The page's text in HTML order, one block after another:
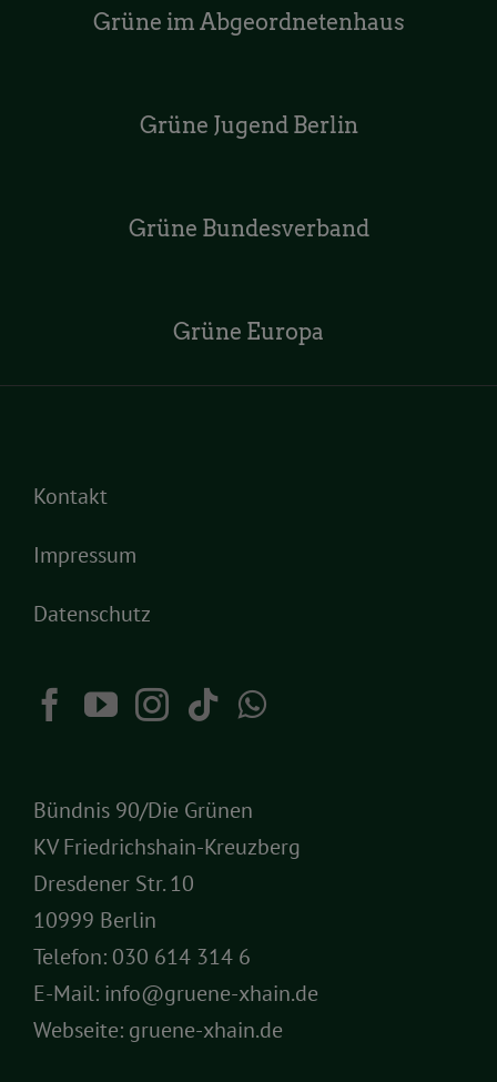
Grüne im Abgeordnetenhaus
Grüne Jugend Berlin
Grüne Bundesverband
Grüne Europa
Kontakt
Impressum
Datenschutz
Bündnis 90/Die Grünen
KV Friedrichshain-Kreuzberg
Dresdener Str. 10
10999 Berlin
Telefon: 030 614 314 6
E-Mail: info@gruene-xhain.de
Webseite: gruene-xhain.de